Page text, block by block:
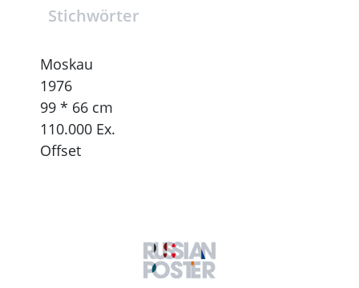
Stichwörter
Moskau
1976
99 * 66 cm
110.000 Ex.
Offset